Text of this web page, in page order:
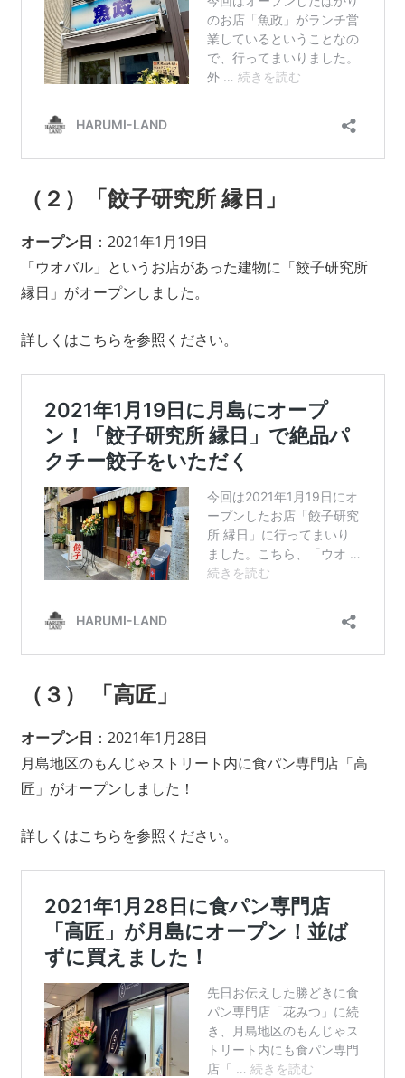
（２） 「餃子研究所 縁日」
オープン日 ：2021年1月19日
「ウオバル」というお店があった建物に「餃子研究所
縁日」がオープンしました。
詳しくはこちらを参照ください。
（３） 「高匠」
オープン日 ：2021年1月28日
月島地区のもんじゃストリート内に食パン専門店「高
匠」がオープンしました！
詳しくはこちらを参照ください。